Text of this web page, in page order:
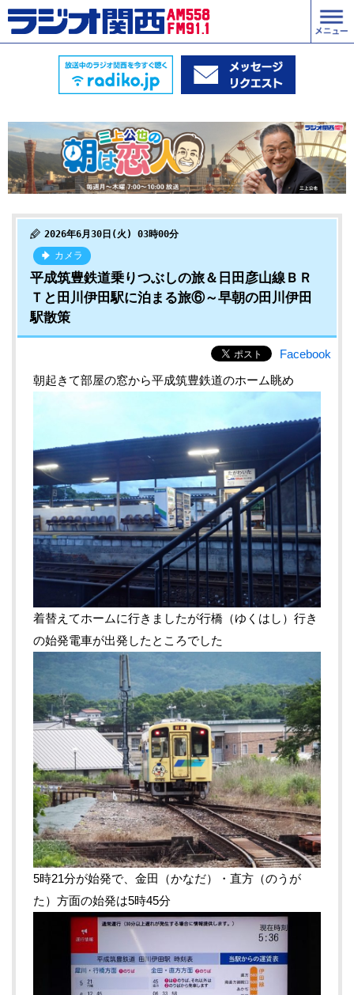
2026年6月30日(火) 03時00分
カメラ
平成筑豊鉄道乗りつぶしの旅＆日田彦山線ＢＲ
Ｔと田川伊田駅に泊まる旅⑥～早朝の田川伊田
駅散策
Facebook
朝起きて部屋の窓から平成筑豊鉄道のホーム眺め
着替えてホームに行きましたが行橋（ゆくはし）行き
の始発電車が出発したところでした
5時21分が始発で、金田（かなだ）・直方（のうが
た）方面の始発は5時45分